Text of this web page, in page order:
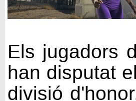
Els jugadors
han disputat
divisió